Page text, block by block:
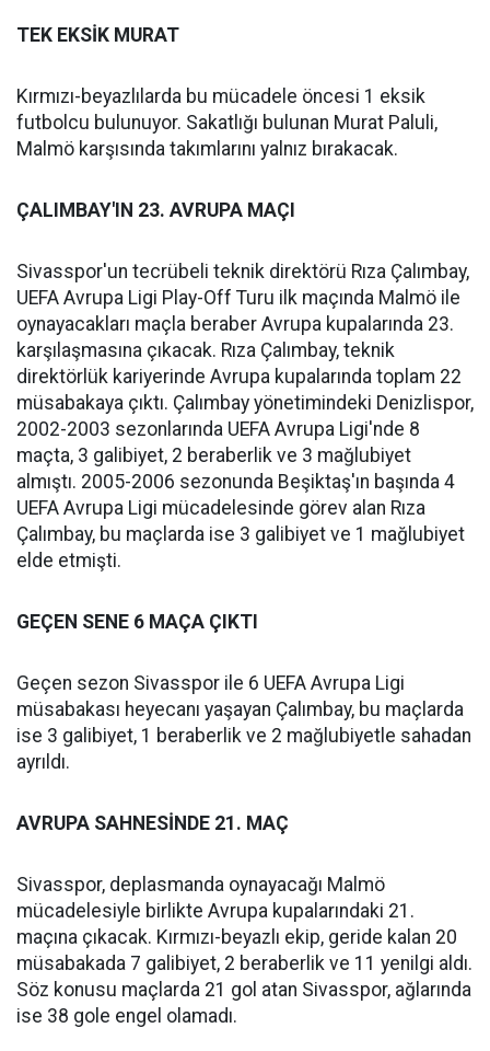
TEK EKSİK MURAT
Kırmızı-beyazlılarda bu mücadele öncesi 1 eksik
futbolcu bulunuyor. Sakatlığı bulunan Murat Paluli,
Malmö karşısında takımlarını yalnız bırakacak.
ÇALIMBAY'IN 23. AVRUPA MAÇI
Sivasspor'un tecrübeli teknik direktörü Rıza Çalımbay,
UEFA Avrupa Ligi Play-Off Turu ilk maçında Malmö ile
oynayacakları maçla beraber Avrupa kupalarında 23.
karşılaşmasına çıkacak. Rıza Çalımbay, teknik
direktörlük kariyerinde Avrupa kupalarında toplam 22
müsabakaya çıktı. Çalımbay yönetimindeki Denizlispor,
2002-2003 sezonlarında UEFA Avrupa Ligi'nde 8
maçta, 3 galibiyet, 2 beraberlik ve 3 mağlubiyet
almıştı. 2005-2006 sezonunda Beşiktaş'ın başında 4
UEFA Avrupa Ligi mücadelesinde görev alan Rıza
Çalımbay, bu maçlarda ise 3 galibiyet ve 1 mağlubiyet
elde etmişti.
GEÇEN SENE 6 MAÇA ÇIKTI
Geçen sezon Sivasspor ile 6 UEFA Avrupa Ligi
müsabakası heyecanı yaşayan Çalımbay, bu maçlarda
ise 3 galibiyet, 1 beraberlik ve 2 mağlubiyetle sahadan
ayrıldı.
AVRUPA SAHNESİNDE 21. MAÇ
Sivasspor, deplasmanda oynayacağı Malmö
mücadelesiyle birlikte Avrupa kupalarındaki 21.
maçına çıkacak. Kırmızı-beyazlı ekip, geride kalan 20
müsabakada 7 galibiyet, 2 beraberlik ve 11 yenilgi aldı.
Söz konusu maçlarda 21 gol atan Sivasspor, ağlarında
ise 38 gole engel olamadı.